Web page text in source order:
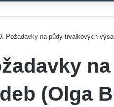
Požadavky na půdy trvalkových
(Olga